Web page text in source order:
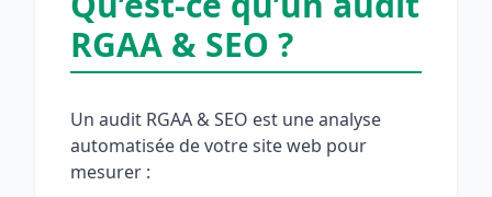
RGAA & SEO ?
Un audit RGAA & SEO est une analyse
automatisée de votre site web pour
mesurer :